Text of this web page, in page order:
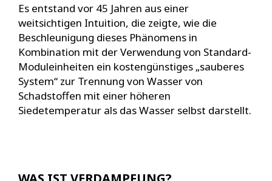
Es entstand vor 45 Jahren aus einer
weitsichtigen Intuition, die zeigte, wie die
Beschleunigung dieses Phänomens in
Kombination mit der Verwendung von Standard-
Moduleinheiten ein kostengünstiges „sauberes
System“ zur Trennung von Wasser von
Schadstoffen mit einer höheren
Siedetemperatur als das Wasser selbst darstellt.